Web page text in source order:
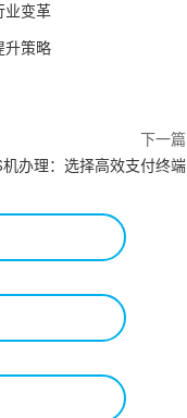
业变革
升策略
下一篇
办理：选择高效支付终端